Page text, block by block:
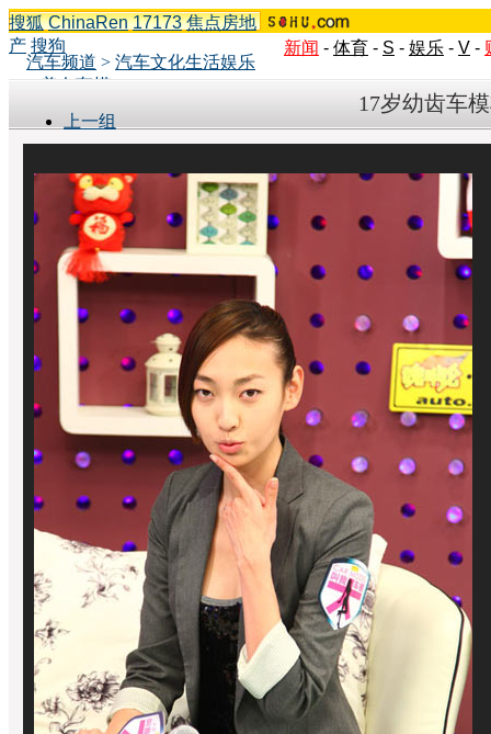
搜狐 ChinaRen 17173 焦点房地
产 搜狗 新闻 - 体育 - S - 娱乐 - V -
汽车频道 > 汽车文化生活娱乐
美女车模
17岁幼齿车
上一组